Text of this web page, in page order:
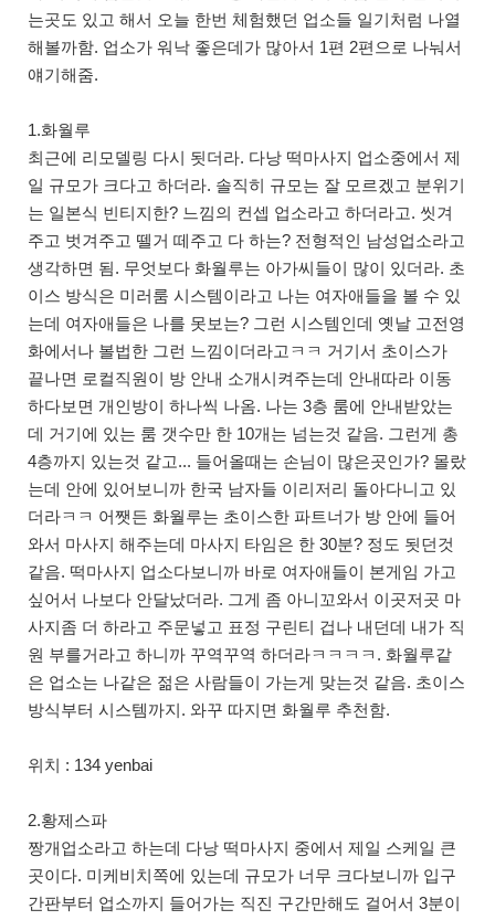
는곳도 있고 해서 오늘 한번 체험했던 업소들 일기처럼 나열
해볼까함. 업소가 워낙 좋은데가 많아서 1편 2편으로 나눠서
얘기해줌.
1.화월루
최근에 리모델링 다시 됫더라. 다낭 떡마사지 업소중에서 제
일 규모가 크다고 하더라. 솔직히 규모는 잘 모르겠고 분위기
는 일본식 빈티지한? 느낌의 컨셉 업소라고 하더라고. 씻겨
주고 벗겨주고 뗄거 떼주고 다 하는? 전형적인 남성업소라고
생각하면 됨. 무엇보다 화월루는 아가씨들이 많이 있더라. 초
이스 방식은 미러룸 시스템이라고 나는 여자애들을 볼 수 있
는데 여자애들은 나를 못보는? 그런 시스템인데 옛날 고전영
화에서나 볼법한 그런 느낌이더라고ㅋㅋ 거기서 초이스가
끝나면 로컬직원이 방 안내 소개시켜주는데 안내따라 이동
하다보면 개인방이 하나씩 나옴. 나는 3층 룸에 안내받았는
데 거기에 있는 룸 갯수만 한 10개는 넘는것 같음. 그런게 총
4층까지 있는것 같고... 들어올때는 손님이 많은곳인가? 몰랐
는데 안에 있어보니까 한국 남자들 이리저리 돌아다니고 있
더라ㅋㅋ 어쨋든 화월루는 초이스한 파트너가 방 안에 들어
와서 마사지 해주는데 마사지 타임은 한 30분? 정도 됫던것
같음. 떡마사지 업소다보니까 바로 여자애들이 본게임 가고
싶어서 나보다 안달났더라. 그게 좀 아니꼬와서 이곳저곳 마
사지좀 더 하라고 주문넣고 표정 구린티 겁나 내던데 내가 직
원 부를거라고 하니까 꾸역꾸역 하더라ㅋㅋㅋㅋ. 화월루같
은 업소는 나같은 젊은 사람들이 가는게 맞는것 같음. 초이스
방식부터 시스템까지. 와꾸 따지면 화월루 추천함.
위치 : 134 yenbai
2.황제스파
짱개업소라고 하는데 다낭 떡마사지 중에서 제일 스케일 큰
곳이다. 미케비치쪽에 있는데 규모가 너무 크다보니까 입구
간판부터 업소까지 들어가는 직진 구간만해도 걸어서 3분이